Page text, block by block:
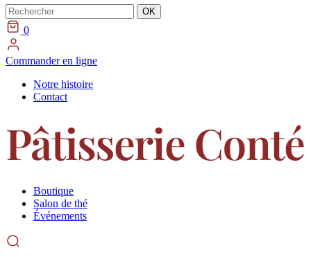
Rechercher OK
0
Commander en ligne
Notre histoire
Contact
Boutique
Salon de thé
Événements